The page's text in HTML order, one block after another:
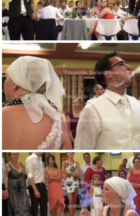
v 00m10s015
v 05m46s968